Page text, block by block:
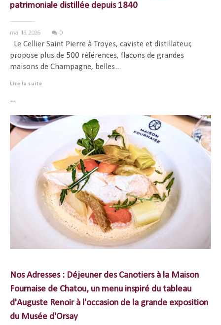
patrimoniale distillée depuis 1840
mai 13, 2026 0
Le Cellier Saint Pierre à Troyes, caviste et distillateur,
propose plus de 500 références, flacons de grandes
maisons de Champagne, belles...
Lire la suite
...
Nos Adresses : Déjeuner des Canotiers à la Maison
Fournaise de Chatou, un menu inspiré du tableau
d'Auguste Renoir à l'occasion de la grande exposition
du Musée d'Orsay